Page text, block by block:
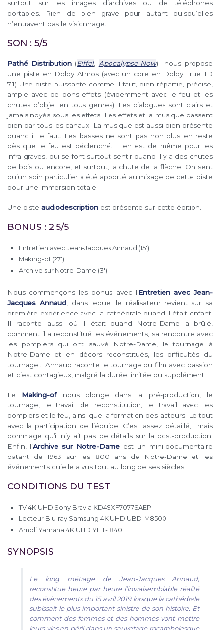
surtout sur les images d’archives ou de téléphones
portables. Rien de bien grave pour autant puisqu’elles
n’entravent pas le visionnage.
SON : 5/5
Pathé Distribution(Eiffel, Apocalypse Now) nous propose
une piste en Dolby Atmos (avec un core en Dolby TrueHD
7.1) Une piste puissante comme il faut, bien répartie, précise,
ample avec de bons effets (évidemment avec le feu et les
chutes d’objet en tous genres). Les dialogues sont clairs et
jamais noyés sous les effets. Les effets et la musique passent
bien par tous les canaux. La musique est aussi bien présente
quand il le faut. Les basses ne sont pas non plus en reste
dès que le feu est déclenché. Il en est de même pour les
infra-graves, qui se font surtout sentir quand il y a des chutes
de bois ou encore, et surtout, la chute de la flèche. On sent
qu’un soin particulier a été apporté au mixage de cette piste
pour une immersion totale.
Une piste audiodescription est présente sur cette édition.
BONUS : 2,5/5
Entretien avec Jean-Jacques Annaud (15′)
Making-of (27′)
Archive sur Notre-Dame (3′)
Nous commençons les bonus avec l’Entretien avec Jean-
Jacques Annaud, dans lequel le réalisateur revient sur sa
première expérience avec la cathédrale quand il était enfant.
Il raconte aussi où il était quand Notre-Dame a brûlé,
comment il a reconstitué les événements, sa rencontre avec
les pompiers qui ont sauvé Notre-Dame, le tournage à
Notre-Dame et en décors reconstitués, les difficultés du
tournage… Annaud raconte le tournage du film avec passion
et c’est contagieux, malgré la durée limitée du supplément.
Le Making-ofnous plonge dans la pré-production, le
tournage, le travail de reconstitution, le travail avec les
pompiers et le feu, ainsi que la formation des acteurs. Le tout
avec la participation de l’équipe. C’est assez détaillé, mais
dommage qu’il n’y ait pas de détails sur la post-production.
Enfin, l’Archive sur Notre-Dame est un mini-documentaire
datant de 1963 sur les 800 ans de Notre-Dame et les
événements qu’elle a vus tout au long de ses siècles.
CONDITIONS DU TEST
TV 4K UHD Sony Bravia KD49XF7077SAEP
Lecteur Blu-ray Samsung 4K UHD UBD-M8500
Ampli Yamaha 4K UHD YHT-1840
SYNOPSIS
Le long métrage de Jean-Jacques Annaud,
reconstitue heure par heure l’invraisemblable réalité
des évènements du 15 avril 2019 lorsque la cathédrale
subissait le plus important sinistre de son histoire. Et
comment des femmes et des hommes vont mettre
leurs vies en péril dans un sauvetage rocambolesque